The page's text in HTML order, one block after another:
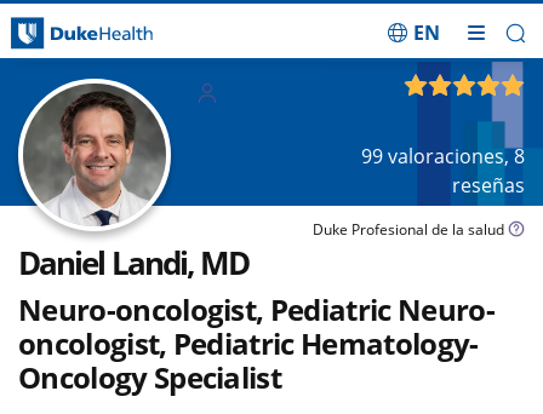
EN
4.88de 5
99valoraciones,8
reseñas
Duke Profesional de la salud
Daniel Landi, MD
Neuro-oncologist, Pediatric Neuro-
oncologist, Pediatric Hematology-
Oncology Specialist